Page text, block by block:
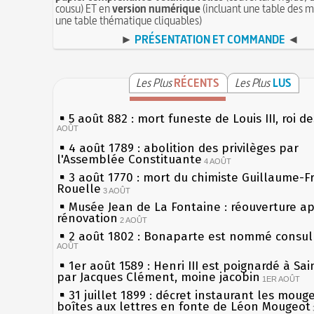
cousu) ET enversion numérique(incluant une table des
une table thématique cliquables)
► PRÉSENTATION ET COMMANDE ◄
Les PlusRÉCENTS Les Plus LUS
5 août 882 : mort funeste de Louis III, roi
AOÛT
4 août 1789 : abolition des privilèges par
l'Assemblée Constituante 4 AOÛT
3 août 1770 : mort du chimiste Guillaume-
Rouelle 3 AOÛT
Musée Jean de La Fontaine : réouverture
rénovation 2 AOÛT
2 août 1802 : Bonaparte est nommé
AOÛT
1er août 1589 : Henri III est poignardé à
par Jacques Clément, moine jacobin 1ER AOÛT
31 juillet 1899 : décret instaurant les
boîtes aux lettres en fonte de Léon Mougeot